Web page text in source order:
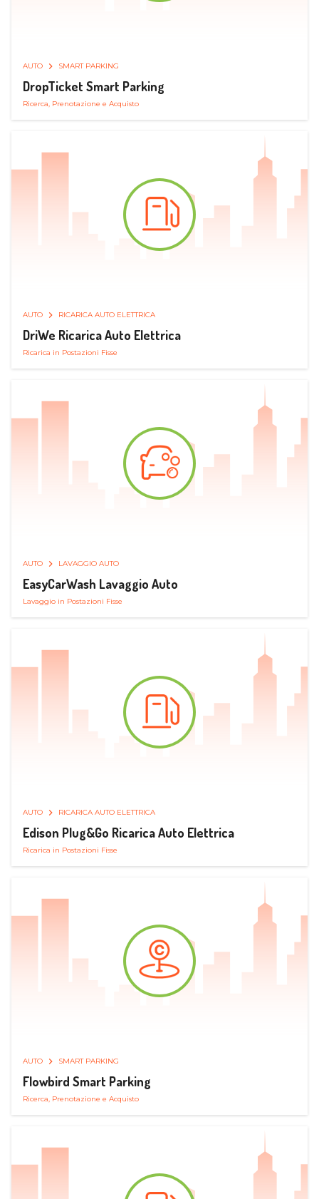
AUTO SMART PARKING
DropTicket Smart Parking
Ricerca, Prenotazione e Acquisto
AUTO RICARICA AUTO ELETTRICA
DriWe Ricarica Auto Elettrica
Ricarica in Postazioni Fisse
AUTO LAVAGGIO AUTO
EasyCarWash Lavaggio Auto
Lavaggio in Postazioni Fisse
AUTO RICARICA AUTO ELETTRICA
Edison Plug&Go Ricarica Auto Elettrica
Ricarica in Postazioni Fisse
AUTO SMART PARKING
Flowbird Smart Parking
Ricerca, Prenotazione e Acquisto